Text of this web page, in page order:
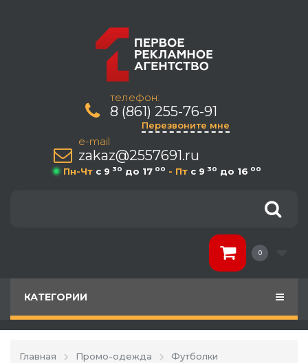
телефон:
8 (861) 255-76-91
Перезвоните мне
e-mail
zakaz@2557691.ru
Пн-Чт c 9 30 до 17 00 - Пт c 9 30 до 16 00
0
КАТЕГОРИИ
Главная Промо-одежда
Футболки